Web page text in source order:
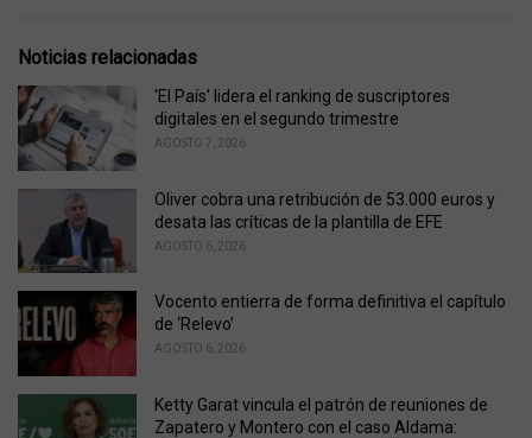
e
o
r
e
Noticias relacionadas
'El País' lidera el ranking de suscriptores
digitales en el segundo trimestre
AGOSTO 7, 2026
Oliver cobra una retribución de 53.000 euros y
desata las críticas de la plantilla de EFE
AGOSTO 6, 2026
Vocento entierra de forma definitiva el capítulo
de ‘Relevo’
AGOSTO 6, 2026
Ketty Garat vincula el patrón de reuniones de
Zapatero y Montero con el caso Aldama: